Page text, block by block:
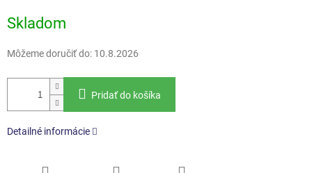
cena:
Skladom
Môžeme doručiť do: 10.8.2026
Pridať do košíka
Detailné informácie